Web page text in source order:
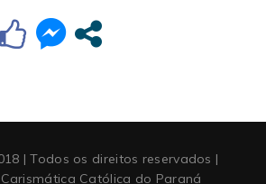
| Todos os direitos reservados |
Católica do Paraná